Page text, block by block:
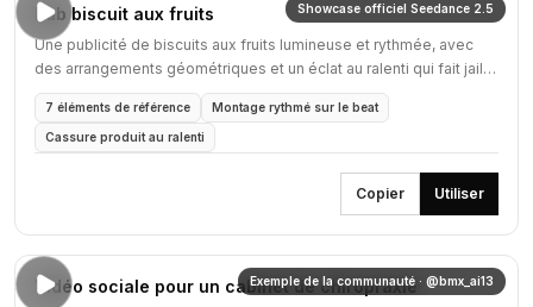
Showcase officiel Seedance 2.5
Pub biscuit aux fruits
Une publicité de biscuits aux fruits lumineuse et rythmée, avec
des arrangements géométriques et un éclat au ralenti qui fait jaillir
la garniture.
7 éléments de référence Montage rythmé sur le beat
Cassure produit au ralenti
Copier Utiliser
Exemple de la communauté · @bmx_ai13
Vidéo sociale pour un cabinet de chiropraxie